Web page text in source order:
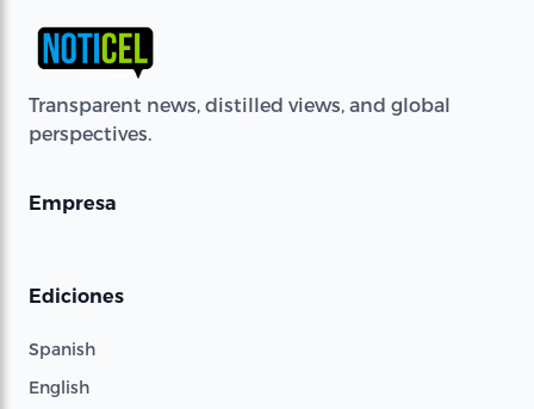
Transparent news, distilled views, and global
perspectives.
Empresa
Ediciones
Spanish
English